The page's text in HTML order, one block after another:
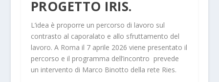
PROGETTO IRIS.
L’idea è proporre un percorso di lavoro sul
contrasto al caporalato e allo sfruttamento del
lavoro. A Roma il 7 aprile 2026 viene presentato il
percorso e il programma dell’incontro prevede
un intervento di Marco Binotto della rete Ries.